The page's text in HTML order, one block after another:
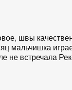
швы
мальчишка
не встречала